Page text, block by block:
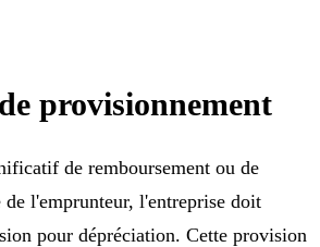
provisionnement
de remboursement ou de
l'emprunteur, l'entreprise doit
pour dépréciation. Cette provision